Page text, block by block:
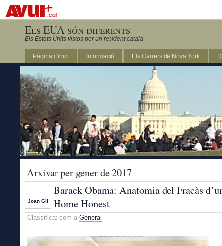
Els EUA són diferents
Els Estats Units vistos per un resident català
Pàgina d'inici Informació Els Carrers de Nova York
Arxivar per gener de 2017
Joan Gil
Barack Obama: Anatomia del Fracàs
Home Honest
Classificat com a General